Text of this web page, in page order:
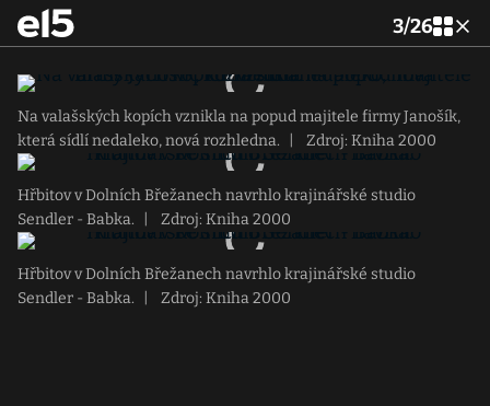
3/26
Na valašských kopích vznikla na popud majitele firmy Janošík,
která sídlí nedaleko, nová rozhledna.
Zdroj: Kniha 2000
Hřbitov v Dolních Břežanech navrhlo krajinářské studio
Sendler - Babka.
Zdroj: Kniha 2000
Hřbitov v Dolních Břežanech navrhlo krajinářské studio
Sendler - Babka.
Zdroj: Kniha 2000